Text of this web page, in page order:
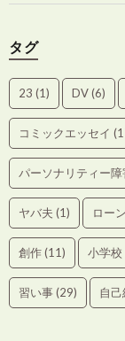
タグ
23 (1) DV(6)
コミックエッセイ
パーソナリティー障
ヤバ夫 (1) ローン
創作(11) 小学校
習い事(29) 自己